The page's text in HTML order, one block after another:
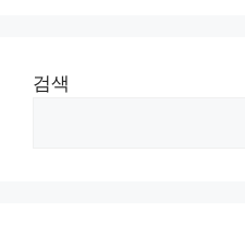
검색